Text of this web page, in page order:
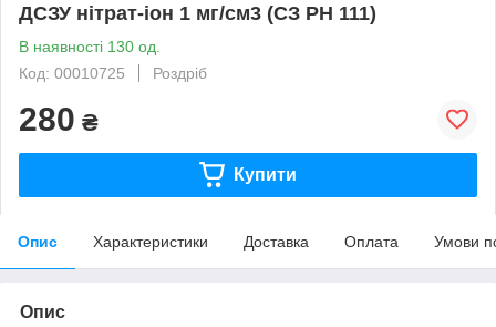
ДСЗУ нітрат-іон 1 мг/см3 (СЗ РН 111)
В наявності 130 од.
Код: 00010725
Роздріб
280 ₴
Купити
Опис Характеристики Доставка Оплата Умови
Опис